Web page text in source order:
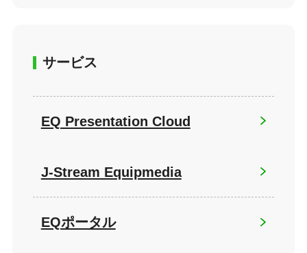
サービス
EQ Presentation Cloud
J-Stream Equipmedia
EQポータル